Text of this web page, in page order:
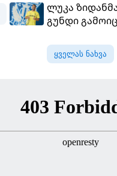
ლუკა
გუნდი
ყველას ნახვა